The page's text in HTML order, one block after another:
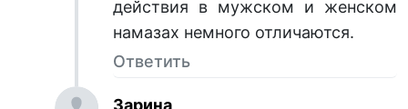
действия в мужском и женском
намазах немного отличаются.
Ответить
Зарина